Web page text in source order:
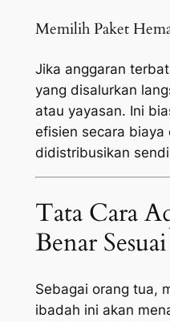
Memilih Paket
Jika anggaran
yang disalurkan
atau yayasan. Ini
efisien secara biaya
didistribusikan
Tata Cara
Benar
Sebagai orang tua,
ibadah ini akan